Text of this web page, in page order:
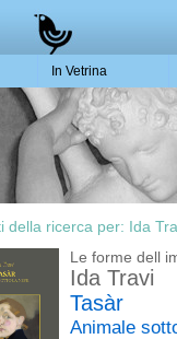
In Vetrina
della ricerca per: Ida
Le forme dell
Ida Travi
Tasàr
Animale